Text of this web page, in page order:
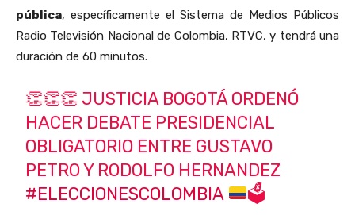
pública, específicamente el Sistema de Medios Públicos
Radio Televisión Nacional de Colombia, RTVC, y tendrá una
duración de 60 minutos.
👏👏👏 JUSTICIA BOGOTÁ ORDENÓ
HACER DEBATE PRESIDENCIAL
OBLIGATORIO ENTRE GUSTAVO
PETRO Y RODOLFO HERNANDEZ
#ELECCIONESCOLOMBIA
🗳